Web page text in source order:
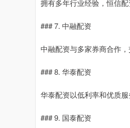
拥有多年行业经验，恒信
### 7. 中融配资
中融配资与多家券商合作
### 8. 华泰配资
华泰配资以低利率和优质
### 9. 国泰配资